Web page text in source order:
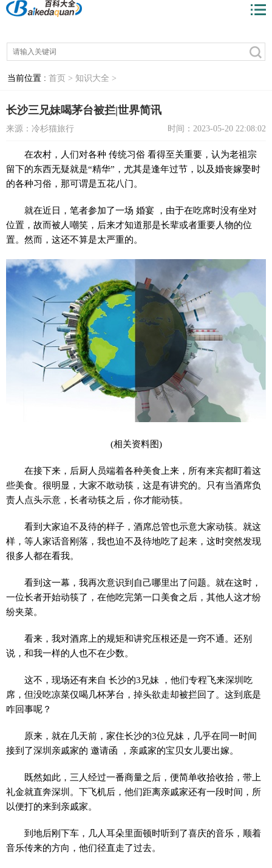
当前位置 : 首页 > 知识大全 >
长沙三兄妹喝茅台被拦|世界简讯
来源：冷杉猫旅行 时间：2023-05-20 22:08:02
在农村，人们对各种 传统习俗 看得至关重要，认为老祖宗
留下的东西无疑就是“精华”，尤其是逢年过节，以及婚丧嫁娶时
的各种习俗，那可谓是五花八门。
就在近日，笔者参加了一场 婚宴 ，由于在吃席时没有坐对
位置，故而被人嘲笑，后来才知道那是长辈或者重要人物的位
置。然而，这还不算是太严重的。
(相关资料图)
在接下来，后厨人员端着各种美食上来，所有来宾都盯着这
些美食。很明显，大家不敢动筷，这是有讲究的。只有当酒席负
责人点头示意，长者动筷之后，你才能动筷。
看到大家迫不及待的样子，酒席总管也示意大家动筷。就这
样，等人家话音刚落，我也迫不及待地吃了起来，这时突然发现
很多人都在看我。
看到这一幕，我再次意识到自己哪里出了问题。就在这时，
一位长者开始动筷了，在他吃完第一口美食之后，其他人这才纷
纷夹菜。
看来，我对酒席上的规矩和讲究压根还是一窍不通。还别
说，和我一样的人也不在少数。
这不，现场还有来自 长沙的3兄妹 ，他们专程飞来深圳吃
席，但没吃凉菜仅喝几杯茅台，掉头欲走却被拦回了。这到底是
咋回事呢？
原来，就在几天前，家住长沙的3位兄妹，几乎在同一时间
接到了深圳亲戚家的 邀请函 ，亲戚家的宝贝女儿要出嫁。
既然如此，三人经过一番商量之后，便简单收拾收拾，带上
礼金就直奔深圳。下飞机后，他们距离亲戚家还有一段时间，所
以便打的来到亲戚家。
到地后刚下车，几人耳朵里面顿时听到了喜庆的音乐，顺着
音乐传来的方向，他们径直走了过去。